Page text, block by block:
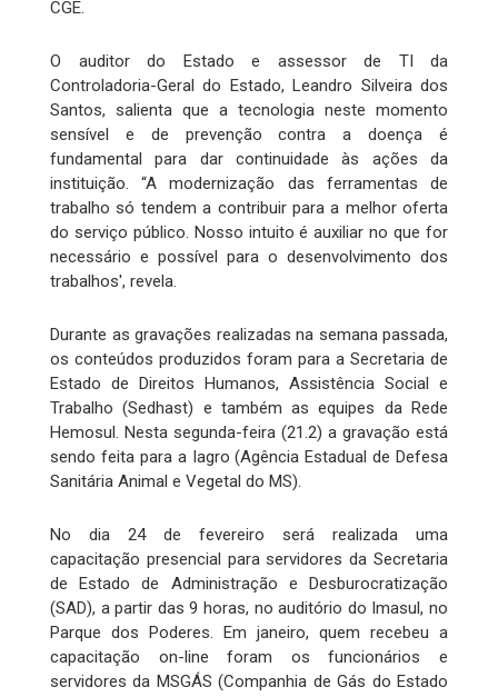
CGE.
O auditor do Estado e assessor de TI da
Controladoria-Geral do Estado, Leandro Silveira dos
Santos, salienta que a tecnologia neste momento
sensível e de prevenção contra a doença é
fundamental para dar continuidade às ações da
instituição. “A modernização das ferramentas de
trabalho só tendem a contribuir para a melhor oferta
do serviço público. Nosso intuito é auxiliar no que for
necessário e possível para o desenvolvimento dos
trabalhos', revela.
Durante as gravações realizadas na semana passada,
os conteúdos produzidos foram para a Secretaria de
Estado de Direitos Humanos, Assistência Social e
Trabalho (Sedhast) e também as equipes da Rede
Hemosul. Nesta segunda-feira (21.2) a gravação está
sendo feita para a Iagro (Agência Estadual de Defesa
Sanitária Animal e Vegetal do MS).
No dia 24 de fevereiro será realizada uma
capacitação presencial para servidores da Secretaria
de Estado de Administração e Desburocratização
(SAD), a partir das 9 horas, no auditório do Imasul, no
Parque dos Poderes. Em janeiro, quem recebeu a
capacitação on-line foram os funcionários e
servidores da MSGÁS (Companhia de Gás do Estado